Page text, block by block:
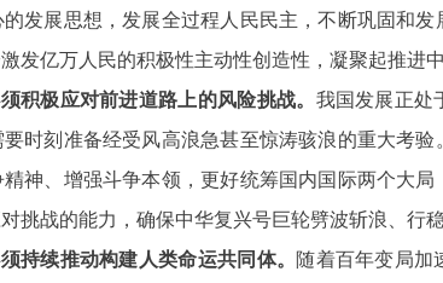
发展思想，发展全过程人民民主，不断巩固和
发亿万人民的积极性主动性创造性，凝聚起推进
极应对前进道路上的风险挑战。 我国发展正处
时刻准备经受风高浪急甚至惊涛骇浪的重大考
神、增强斗争本领，更好统筹国内国际两个大
挑战的能力，确保中华复兴号巨轮劈波斩浪、行稳
续推动构建人类命运共同体。
随着百年变局加